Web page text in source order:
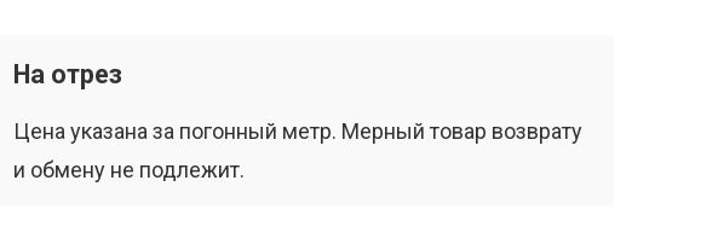
На отрез
Цена указана за погонный метр. Мерный товар возврату
и обмену не подлежит.